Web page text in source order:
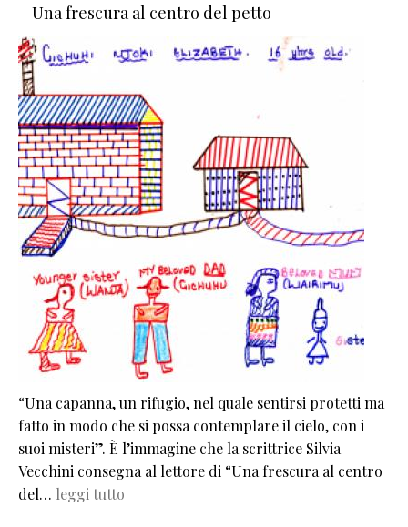
Una frescura al centro del petto
“Una capanna, un rifugio, nel quale sentirsi protetti ma
fatto in modo che si possa contemplare il cielo, con i
suoi misteri”. È l’immagine che la scrittrice Silvia
Vecchini consegna al lettore di “Una frescura al centro
del… leggi tutto